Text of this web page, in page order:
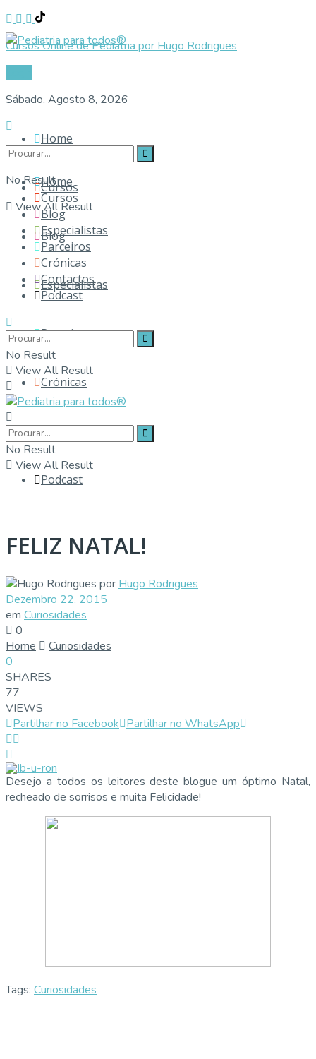
Cursos Online de Pediatria por Hugo Rodrigues
Sábado, Agosto 8, 2026
No Result
View All Result
Home
Cursos
Blog
Especialistas
Parceiros
Crónicas
Contactos
Podcast
Home
Cursos
Blog
Especialistas
Parceiros
Crónicas
Contactos
Podcast
No Result
View All Result
No Result
View All Result
FELIZ NATAL!
por Hugo Rodrigues
Dezembro 22, 2015
em Curiosidades
0
Home
Curiosidades
0
SHARES
77
VIEWS
Partilhar no Facebook Partilhar no WhatsApp
Desejo a todos os leitores deste blogue um óptimo Natal,
recheado de sorrisos e muita Felicidade!
Tags: Curiosidades